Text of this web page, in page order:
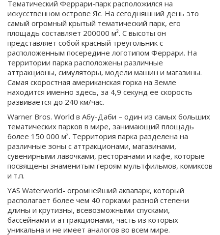
Тематический Феррари-парк расположился на
искусственном острове Яс. На сегодняшний день это
самый огромный крытый тематический парк, его
площадь составляет 200000 м². С высоты он
представляет собой красный треугольник с
расположенным посередине логотипом Феррари. На
территории парка расположены различные
аттракционы, симуляторы, модели машин и магазины.
Самая скоростная американская горка на Земле
находится именно здесь, за 4,9 секунд ее скорость
развивается до 240 км/час.
Warner Bros. World в Абу-Даби – один из самых больших
тематических парков в мире, занимающий площадь
более 150 000 м². Территория парка разделена на
различные зоны с аттракционами, магазинами,
сувенирными лавочками, ресторанами и кафе, которые
посвящены знаменитым героям мультфильмов, комиксов
и т.п.
YAS Waterworld- огромнейший аквапарк, который
располагает более чем 40 горками разной степени
длины и крутизны, всевозможными спусками,
бассейнами и аттракционами, часть из которых
уникальна и не имеет аналогов во всем мире.